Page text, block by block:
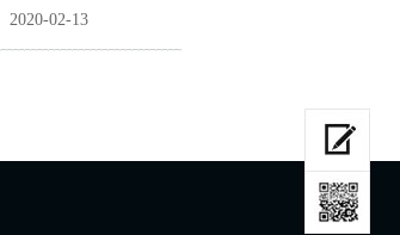
2020-02-13